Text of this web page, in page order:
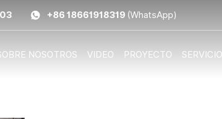
+86 18661918319(WhatsApp)
NOSOTROS VIDEO PROYECTO SERVICIO